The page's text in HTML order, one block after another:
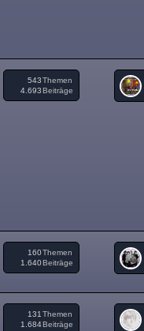
Themen
543
Beiträge
4.693
Themen
160
Beiträge
1.640
Themen
131
Beiträge
1.684